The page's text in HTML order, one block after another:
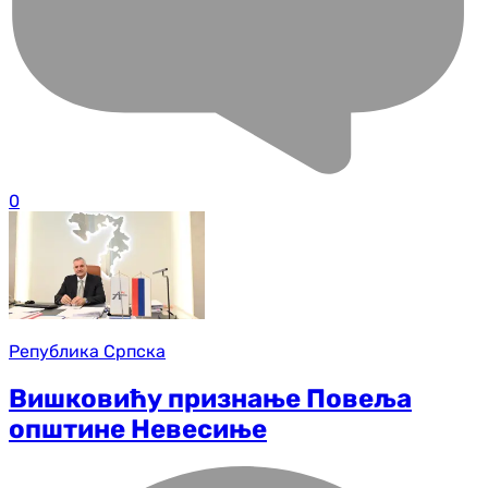
0
Република Српска
Вишковићу признање Повеља
општине Невесиње